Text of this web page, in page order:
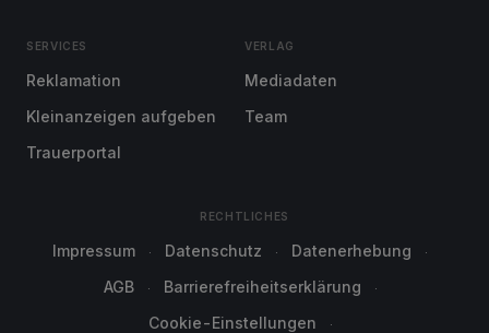
SERVICES
Reklamation
Kleinanzeigen aufgeben
Trauerportal
VERLAG
Mediadaten
Team
RECHTLICHES
Impressum Datenschutz
Datenerhebung
AGB
Barrierefreiheitserklärung
Cookie-Einstellungen